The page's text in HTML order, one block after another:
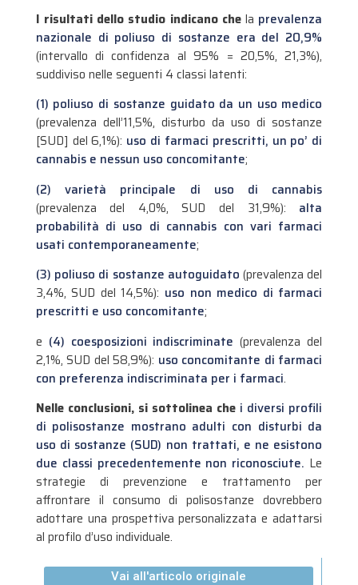
I risultati dello studio indicano chela prevalenza
nazionale di poliuso di sostanze era del 20,9%
(intervallo di confidenza al 95% = 20,5%, 21,3%),
suddiviso nelle seguenti 4 classi latenti:
(1) poliuso di sostanze guidato da un uso medico
(prevalenza dell’11,5%, disturbo da uso di sostanze
[SUD] del 6,1%): uso di farmaci prescritti, un po’ di
cannabis e nessun uso concomitante;
(2) varietà principale di uso di cannabis
(prevalenza del 4,0%, SUD del 31,9%): alta
probabilità di uso di cannabis con vari farmaci
usati contemporaneamente;
(3) poliuso di sostanze autoguidato (prevalenza del
3,4%, SUD del 14,5%): uso non medico di farmaci
prescritti e uso concomitante;
e (4) coesposizioni indiscriminate (prevalenza del
2,1%, SUD del 58,9%): uso concomitante di farmaci
con preferenza indiscriminata per i farmaci.
Nelle conclusioni, si sottolinea che i diversi profili
di polisostanze mostrano adulti con disturbi da
uso di sostanze (SUD) non trattati, e ne esistono
due classi precedentemente non riconosciute. Le
strategie di prevenzione e trattamento per
affrontare il consumo di polisostanze dovrebbero
adottare una prospettiva personalizzata e adattarsi
al profilo d’uso individuale.
Vai all'articolo originale